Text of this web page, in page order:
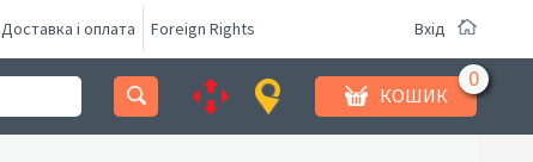
Доставка і оплата Foreign Rights Вхід
КОШИК